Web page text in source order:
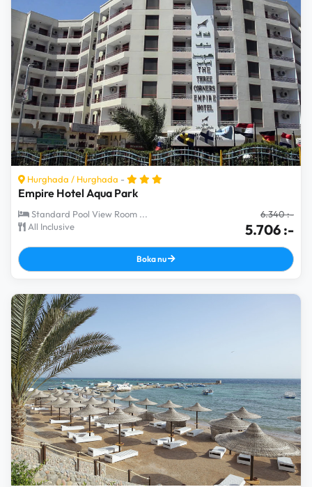
Hurghada / Hurghada -
Empire Hotel Aqua Park
Standard Pool View Room ...
All Inclusive
6.340 :-
5.706 :-
Boka nu